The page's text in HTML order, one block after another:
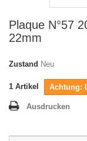
Plaque N°57
22mm
Zustand Neu
1 Artikel Achtung:
Ausdrucken